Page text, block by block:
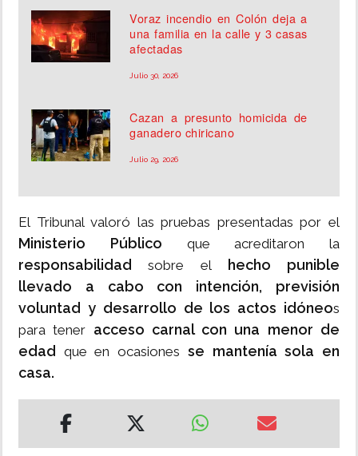
Voraz incendio en Colón deja a
una familia en la calle y 3 casas
afectadas
Julio 30, 2026
Cazan a presunto homicida de
ganadero chiricano
Julio 29, 2026
El Tribunal valoró las pruebas presentadas por el
Ministerio Público que acreditaron la
responsabilidadsobre el hecho punible
llevado a cabo con intención, previsión
voluntad y desarrollo de los actos idóneos
para tener acceso carnal con una menor de
edad que en ocasiones se mantenía sola en
casa.